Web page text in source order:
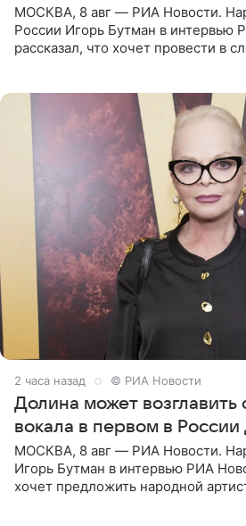
МОСКВА, 8 авг — РИА Новости.
России Игорь Бутман в интервью
рассказал, что хочет провести в
2 часа назад © РИА Новости
Долина может возглавить
вокала в первом в
МОСКВА, 8 авг — РИА Новости.
Игорь Бутман в интервью РИА
хочет предложить народной